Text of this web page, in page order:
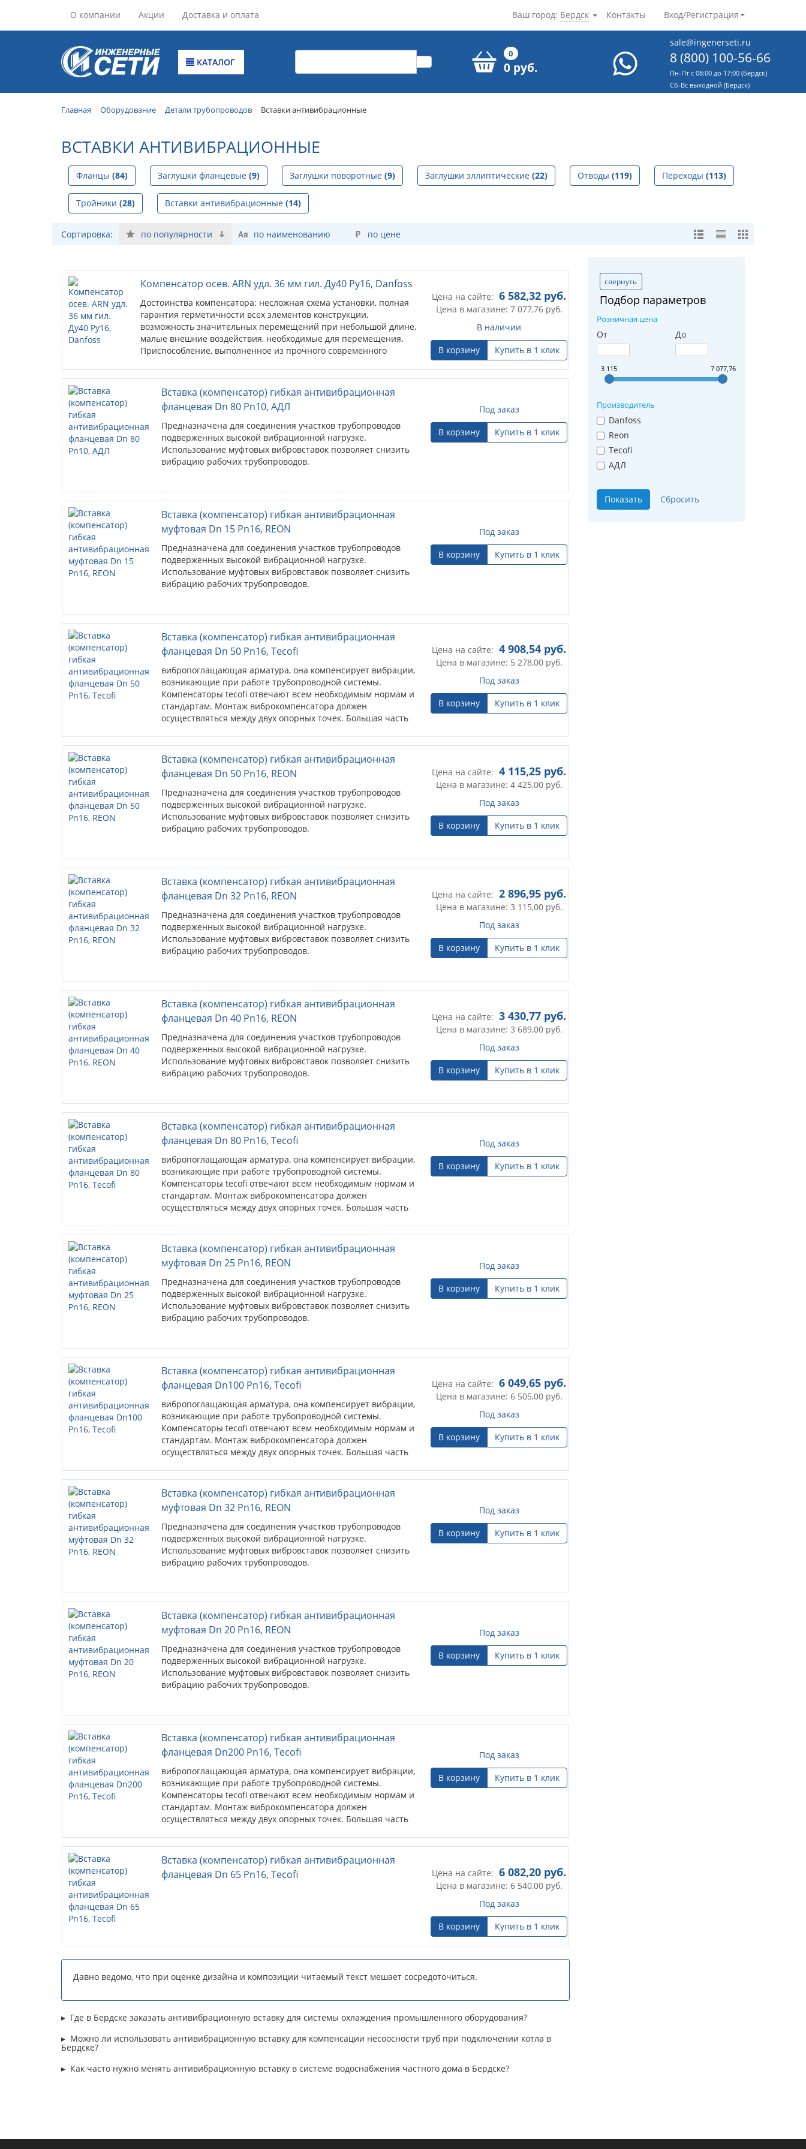
О компании Акции Доставка и оплата Контакты Вход/Регистрация
Ваш город: Бердск
КАТАЛОГ
0
0 руб.
sale@ingenerseti.ru
8 (800) 100-56-66
Пн-Пт с 08:00 до 17:00 (Бердск)
Cб-Вс выходной (Бердск)
Главная Оборудование Детали трубопроводов Вставки антивибрационные
ВСТАВКИ АНТИВИБРАЦИОННЫЕ
Фланцы (84) Заглушки фланцевые (9) Заглушки поворотные (9) Заглушки эллиптические (22) Отводы (119) Переходы (113)
Тройники (28) Вставки антивибрационные (14)
Сортировка: по популярности по наименованию по цене
свернуть
Подбор параметров
Розничная цена
От До
3 115 7 077,76
Производитель
Danfoss
Reon
Tecofi
АДЛ
Компенсатор осев. ARN удл. 36 мм гил. Ду40 Ру16, Danfoss
Достоинства компенсатора: несложная схема установки, полная
гарантия герметичности всех элементов конструкции,
возможность значительных перемещений при небольшой длине,
малые внешние воздействия, необходимые для перемещения.
Приспособление, выполненное из прочного современного
Цена на сайте: 6 582,32 руб.
Цена в магазине: 7 077,76руб.
В наличии
В корзину
Купить в 1 клик
Вставка (компенсатор) гибкая антивибрационная
фланцевая Dn 80 Pn10, АДЛ
Предназначена для соединения участков трубопроводов
подверженных высокой вибрационной нагрузке.
Использование муфтовых вибровставок позволяет снизить
вибрацию рабочих трубопроводов.
Под заказ
В корзину
Купить в 1 клик
Вставка (компенсатор) гибкая антивибрационная
муфтовая Dn 15 Pn16, REON
Предназначена для соединения участков трубопроводов
подверженных высокой вибрационной нагрузке.
Использование муфтовых вибровставок позволяет снизить
вибрацию рабочих трубопроводов.
Под заказ
В корзину
Купить в 1 клик
Вставка (компенсатор) гибкая антивибрационная
фланцевая Dn 50 Pn16, Tecofi
вибропоглащающая арматура, она компенсирует вибрации,
возникающие при работе трубопроводной системы.
Компенсаторы tecofi отвечают всем необходимым нормам и
стандартам. Монтаж виброкомпенсатора должен
осуществляться между двух опорных точек. Большая часть
Цена на сайте: 4 908,54 руб.
Цена в магазине: 5 278,00руб.
Под заказ
В корзину
Купить в 1 клик
Вставка (компенсатор) гибкая антивибрационная
фланцевая Dn 50 Pn16, REON
Предназначена для соединения участков трубопроводов
подверженных высокой вибрационной нагрузке.
Использование муфтовых вибровставок позволяет снизить
вибрацию рабочих трубопроводов.
Цена на сайте: 4 115,25 руб.
Цена в магазине: 4 425,00руб.
Под заказ
В корзину
Купить в 1 клик
Вставка (компенсатор) гибкая антивибрационная
фланцевая Dn 32 Pn16, REON
Предназначена для соединения участков трубопроводов
подверженных высокой вибрационной нагрузке.
Использование муфтовых вибровставок позволяет снизить
вибрацию рабочих трубопроводов.
Цена на сайте: 2 896,95 руб.
Цена в магазине: 3 115,00руб.
Под заказ
В корзину
Купить в 1 клик
Вставка (компенсатор) гибкая антивибрационная
фланцевая Dn 40 Pn16, REON
Предназначена для соединения участков трубопроводов
подверженных высокой вибрационной нагрузке.
Использование муфтовых вибровставок позволяет снизить
вибрацию рабочих трубопроводов.
Цена на сайте: 3 430,77 руб.
Цена в магазине: 3 689,00руб.
Под заказ
В корзину
Купить в 1 клик
Вставка (компенсатор) гибкая антивибрационная
фланцевая Dn 80 Pn16, Tecofi
вибропоглащающая арматура, она компенсирует вибрации,
возникающие при работе трубопроводной системы.
Компенсаторы tecofi отвечают всем необходимым нормам и
стандартам. Монтаж виброкомпенсатора должен
осуществляться между двух опорных точек. Большая часть
Под заказ
В корзину
Купить в 1 клик
Вставка (компенсатор) гибкая антивибрационная
муфтовая Dn 25 Pn16, REON
Предназначена для соединения участков трубопроводов
подверженных высокой вибрационной нагрузке.
Использование муфтовых вибровставок позволяет снизить
вибрацию рабочих трубопроводов.
Под заказ
В корзину
Купить в 1 клик
Вставка (компенсатор) гибкая антивибрационная
фланцевая Dn100 Pn16, Tecofi
вибропоглащающая арматура, она компенсирует вибрации,
возникающие при работе трубопроводной системы.
Компенсаторы tecofi отвечают всем необходимым нормам и
стандартам. Монтаж виброкомпенсатора должен
осуществляться между двух опорных точек. Большая часть
Цена на сайте: 6 049,65 руб.
Цена в магазине: 6 505,00руб.
Под заказ
В корзину
Купить в 1 клик
Вставка (компенсатор) гибкая антивибрационная
муфтовая Dn 32 Pn16, REON
Предназначена для соединения участков трубопроводов
подверженных высокой вибрационной нагрузке.
Использование муфтовых вибровставок позволяет снизить
вибрацию рабочих трубопроводов.
Под заказ
В корзину
Купить в 1 клик
Вставка (компенсатор) гибкая антивибрационная муфтовая
Dn 20 Pn16, REON
Предназначена для соединения участков трубопроводов
подверженных высокой вибрационной нагрузке. Использование
муфтовых вибровставок позволяет снизить вибрацию рабочих
трубопроводов.
Под заказ
В корзину
Купить в 1 клик
Вставка (компенсатор) гибкая антивибрационная
фланцевая Dn200 Pn16, Tecofi
вибропоглащающая арматура, она компенсирует вибрации,
возникающие при работе трубопроводной системы.
Компенсаторы tecofi отвечают всем необходимым нормам и
стандартам. Монтаж виброкомпенсатора должен осуществляться
между двух опорных точек. Большая часть виброкомпенсаторов
Под заказ
В корзину
Купить в 1 клик
Вставка (компенсатор) гибкая антивибрационная
фланцевая Dn 65 Pn16, Tecofi
Цена на сайте: 6 082,20 руб.
Цена в магазине: 6 540,00руб.
Под заказ
В корзину
Купить в 1 клик
Давно ведомо, что при оценке дизайна и композиции читаемый текст мешает сосредоточиться.
Где в Бердске заказать антивибрационную вставку для системы охлаждения промышленного оборудования?
Можно ли использовать антивибрационную вставку для компенсации несоосности труб при подключении котла в
Бердске?
Как часто нужно менять антивибрационную вставку в системе водоснабжения частного дома в Бердске?